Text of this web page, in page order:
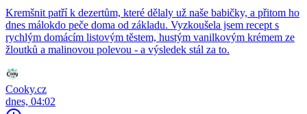
Kremšnit patří k dezertům, které dělaly už naše babičky, a přitom ho
dnes málokdo peče doma od základu. Vyzkoušela jsem recept s
rychlým domácím listovým těstem, hustým vanilkovým krémem ze
žloutků a malinovou polevou - a výsledek stál za to.
Cooky.cz
dnes, 04:02